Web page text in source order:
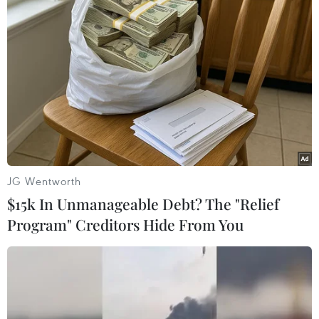
Huỳnh Thị Huyền Như đã thông qua tài khoản
của Vietinbank để tạo niềm tin và dùng nhiều
thủ đoạn gian dối, làm giả con dấu, giả hồ sơ để
chiếm đoạt tiền của 5 công ty số tiền 1.085 tỷ
đồng sử dụng cá nhân./.
(TTXVN/Vietnam+)
JG Wentworth
$15k In Unmanageable Debt? The "Relief
Program" Creditors Hide From You